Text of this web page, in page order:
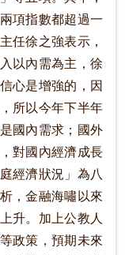
項指數都超過一
任徐之強表示，
以內需為主，徐
心是增強的，因
所以今年下半年
國內需求；國外
對國內經濟成長
經濟狀況」為八
，金融海嘯以來
升。加上公教人
政策，預期未來